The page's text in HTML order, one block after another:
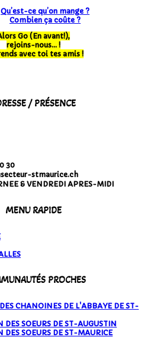
Qu’est-ce qu’on mange ?
Combien ça coûte ?
Go (En avant!),
rejoins-nous… !
avec toi tes amis !
/ PRÉSENCE
30
stmaurice.ch
& VENDREDI APRES-MIDI
MENU RAPIDE
PROCHES
CHANOINES DE L'ABBAYE DE ST-
DES SOEURS DE ST-AUGUSTIN
DES SOEURS DE ST-MAURICE